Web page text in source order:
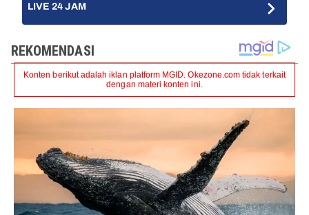
LIVE 24 JAM